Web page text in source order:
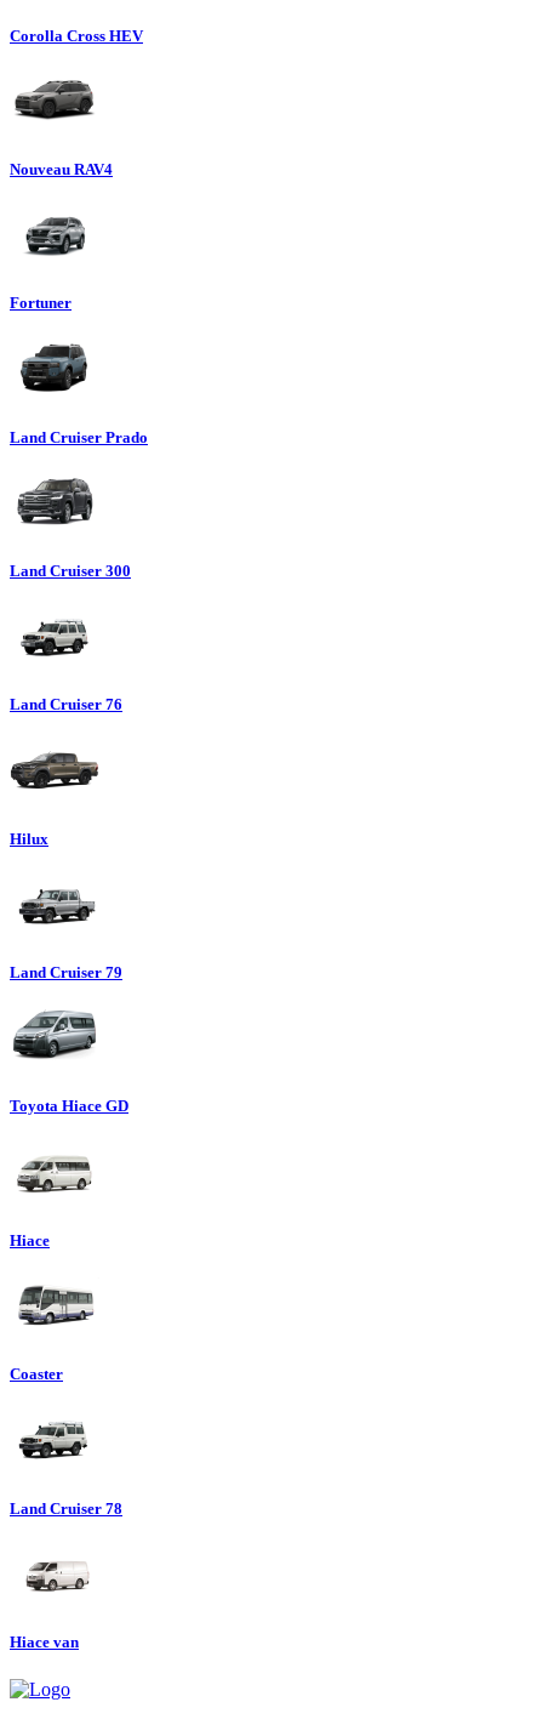
Corolla Cross HEV
Nouveau RAV4
Fortuner
Land Cruiser Prado
Land Cruiser 300
Land Cruiser 76
Hilux
Land Cruiser 79
Toyota Hiace GD
Hiace
Coaster
Land Cruiser 78
Hiace van